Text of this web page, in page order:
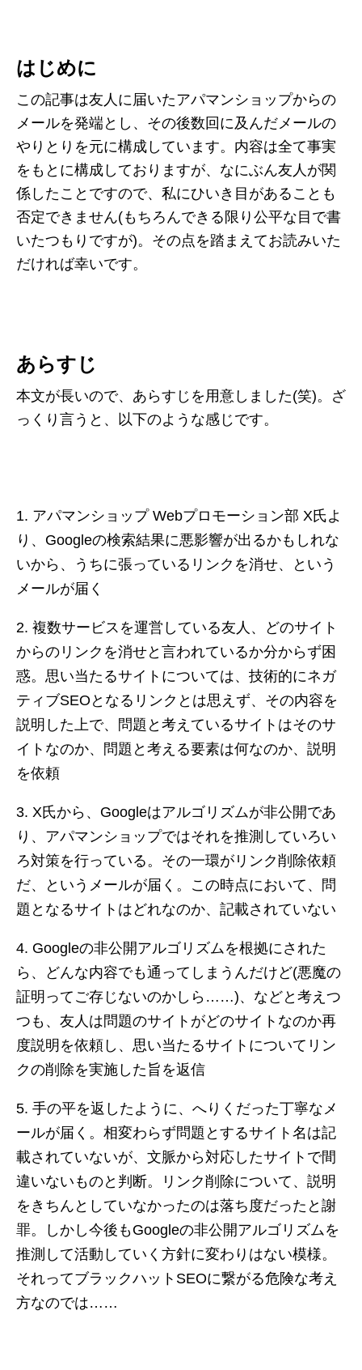
はじめに
この記事は友人に届いたアパマンショップからの
メールを発端とし、その後数回に及んだメールの
やりとりを元に構成しています。内容は全て事実
をもとに構成しておりますが、なにぶん友人が関
係したことですので、私にひいき目があることも
否定できません(もちろんできる限り公平な目で書
いたつもりですが)。その点を踏まえてお読みいた
だければ幸いです。
あらすじ
本文が長いので、あらすじを用意しました(笑)。ざ
っくり言うと、以下のような感じです。
アパマンショップ Webプロモーション部 X氏よ
り、Googleの検索結果に悪影響が出るかもしれな
いから、うちに張っているリンクを消せ、という
メールが届く
複数サービスを運営している友人、どのサイト
からのリンクを消せと言われているか分からず困
惑。思い当たるサイトについては、技術的にネガ
ティブSEOとなるリンクとは思えず、その内容を
説明した上で、問題と考えているサイトはそのサ
イトなのか、問題と考える要素は何なのか、説明
を依頼
X氏から、Googleはアルゴリズムが非公開であ
り、アパマンショップではそれを推測していろい
ろ対策を行っている。その一環がリンク削除依頼
だ、というメールが届く。この時点において、問
題となるサイトはどれなのか、記載されていない
Googleの非公開アルゴリズムを根拠にされた
ら、どんな内容でも通ってしまうんだけど(悪魔の
証明ってご存じないのかしら……)、などと考えつ
つも、友人は問題のサイトがどのサイトなのか再
度説明を依頼し、思い当たるサイトについてリン
クの削除を実施した旨を返信
手の平を返したように、へりくだった丁寧なメ
ールが届く。相変わらず問題とするサイト名は記
載されていないが、文脈から対応したサイトで間
違いないものと判断。リンク削除について、説明
をきちんとしていなかったのは落ち度だったと謝
罪。しかし今後もGoogleの非公開アルゴリズムを
推測して活動していく方針に変わりはない模様。
それってブラックハットSEOに繋がる危険な考え
方なのでは……